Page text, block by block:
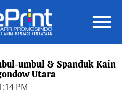
umbul & Spanduk Kain
Utara
PM